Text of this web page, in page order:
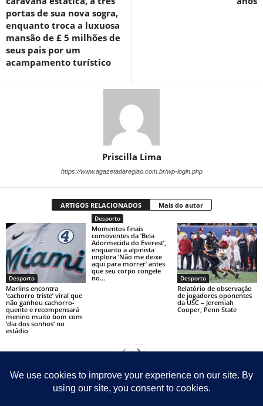
portas de sua nova sogra,
enquanto troca a luxuosa
mansão de £ 5 milhões de
seus pais por um
acampamento turístico
Priscilla Lima
https://www.agazetadaregiao.com.br/wp-login.php
ARTIGOS RELACIONADOS Mais do autor
Desporto
Marlins encontra
‘cachorro triste’ viral que
não ganhou cachorro-
quente e recompensará
menino muito bom com
‘dia dos sonhos’ no
estádio
Desporto
Momentos finais
comoventes da ‘Bela
Adormecida do Everest’,
enquanto a alpinista
implora ‘Não me deixe
aqui para morrer’ antes
que seu corpo congele
no...
Desporto
Relatório de observação
de jogadores oponentes
da USC – Jeremiah
Cooper, Penn State